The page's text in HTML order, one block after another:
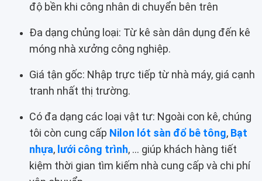
độ bền khi công nhân di chuyển bên trên
Đa dạng chủng loại: Từ kê sàn dân dụng đến kê
móng nhà xưởng công nghiệp.
Giá tận gốc: Nhập trực tiếp từ nhà máy, giá cạnh
tranh nhất thị trường.
Có đa dạng các loại vật tư: Ngoài con kê, chúng
tôi còn cung cấp Nilon lót sàn đổ bê tông, Bạt
nhựa, lưới công trình, ... giúp khách hàng tiết
kiệm thời gian tìm kiếm nhà cung cấp và chi phí